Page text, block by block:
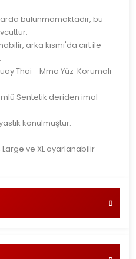
bulunmamaktadır, bu
arka kısmı'da cırt ile
Thai - Mma Yüz Korumalı
Sentetik deriden imal
konulmuştur.
ve XL ayarlanabilir